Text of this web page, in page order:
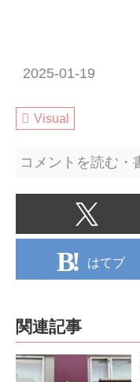
2025-01-19
Visual
コメントを読む・
はてブ
関連記事